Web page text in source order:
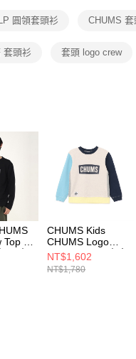
交易，需依本服務之
２．關於個人資料處
５．嚴禁一人註冊多
形，恩沛科技股份有
動。
LP 圓領套頭衫 CHUMS 套
套頭衫 套頭 logo crew
男
/炭
CHUMS Kids
CHUMS Logo
Crew Top LP 中大
童 圓領套頭衫
Lt.BlueCrazy
NT$1,602
NT$1,780